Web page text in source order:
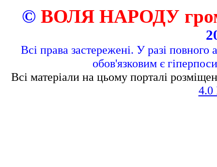
© ВОЛЯ НАРОДУ
Всі права застережені. У разі повного
обов'язковим є
Всі матеріали на цьому порталі
4.0